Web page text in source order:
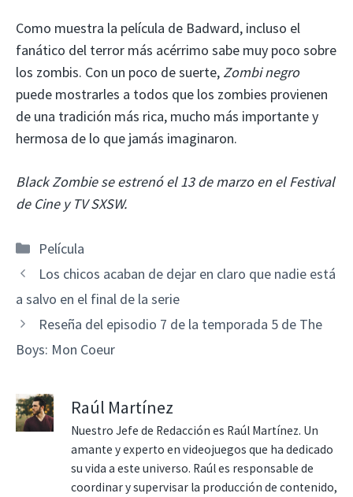
Como muestra la película de Badward, incluso el
fanático del terror más acérrimo sabe muy poco sobre
los zombis. Con un poco de suerte, Zombi negro
puede mostrarles a todos que los zombies provienen
de una tradición más rica, mucho más importante y
hermosa de lo que jamás imaginaron.
Black Zombie se estrenó el 13 de marzo en el Festival
de Cine y TV SXSW.
Categorías
Película
Los chicos acaban de dejar en claro que nadie está
a salvo en el final de la serie
Reseña del episodio 7 de la temporada 5 de The
Boys: Mon Coeur
Raúl Martínez
Nuestro Jefe de Redacción es Raúl Martínez. Un
amante y experto en videojuegos que ha dedicado
su vida a este universo. Raúl es responsable de
coordinar y supervisar la producción de contenido,